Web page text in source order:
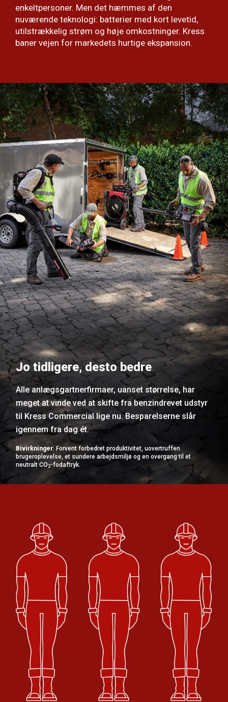
enkeltpersoner. Men det hæmmes af den
nuværende teknologi: batterier med kort levetid,
utilstrækkelig strøm og høje omkostninger. Kress
baner vejen for markedets hurtige ekspansion.
Jo tidligere, desto bedre
Alle anlægsgartnerfirmaer, uanset størrelse, har
meget at vinde ved at skifte fra benzindrevet udstyr
til Kress Commercial lige nu. Besparelserne slår
igennem fra dag ét.
Bivirkninger: Forvent forbedret produktivitet, uovertruffen
brugeroplevelse, et sundere arbejdsmiljø og en overgang til et
neutralt CO2-fodaftryk.